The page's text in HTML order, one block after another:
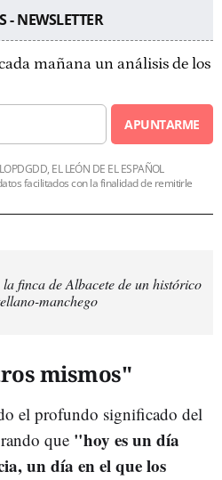
- NEWSLETTER
mañana un análisis de los
APUNTARME
EL LEÓN DE EL ESPAÑOL
facilitados con la finalidad de remitirle
finca de Albacete de un histórico
manchego
mismos"
el profundo significado del
que "hoy es un día
un día en el que los